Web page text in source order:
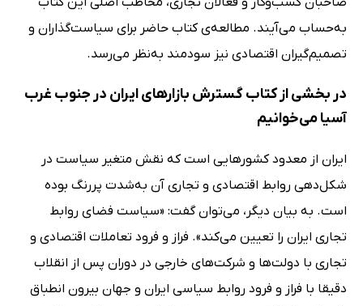
به‌حساب می‌آیند. مطالعه‌ی کتاب حاضر برای سیاست‌‌گذاران و
تصمیم‌گیران اقتصادی نیز سودمند به‌نظر می‌رسد.
در بخشی از کتاب گسترش بازارهای ایران در جنوب غرب
آسیا می‌خوانیم
ایران از معدود کشورهایی است که نقش متغیر سیاست در
شکل‌دهی روابط اقتصادی و تجاری آن به‌شدت پررنگ بوده
است. به بیان دیگر، می‌توان گفت: «سیاست فضای روابط
تجاری ایران را تعیین می‌کند». فراز و فرود تعاملات اقتصادی و
تجاری با دولت‌ها و شرکت‌های خارجی در دوران پس از انقلاب
دقیقا با فراز و فرود روابط سیاسی ایران و جهان بیرون انطباق